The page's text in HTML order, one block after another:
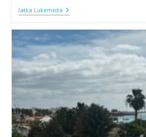
Jatka LukemistaAasialainen
Sosiaalinen
Enemmän
Ruokaa